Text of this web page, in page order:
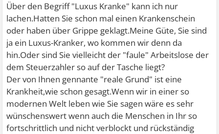
Über den Begriff "Luxus Kranke" kann ich nur
lachen.Hatten Sie schon mal einen Krankenschein
oder haben über Grippe geklagt.Meine Güte, Sie sind
ja ein Luxus-Kranker, wo kommen wir denn da
hin.Oder sind Sie vielleicht der "faule" Arbeitslose der
dem Steuerzahler so auf der Tasche liegt?
Der von Ihnen gennante "reale Grund" ist eine
Krankheit,wie schon gesagt.Wenn wir in einer so
modernen Welt leben wie Sie sagen wäre es sehr
wünschenswert wenn auch die Menschen in Ihr so
fortschrittlich und nicht verblockt und rückständig